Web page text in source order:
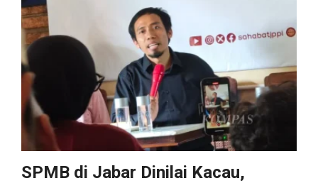
SPMB di Jabar Dinilai Kacau,